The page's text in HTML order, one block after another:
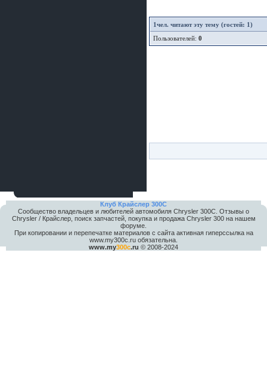
1чел. читают эту тему (гостей: 1)
Пользователей: 0
Клуб Крайслер 300C
Сообщество владельцев и любителей автомобиля Chrysler 300С. Отзывы о
Chrysler / Крайслер, поиск запчастей, покупка и продажа Chrysler 300 на нашем
форуме.
При копировании и перепечатке материалов с сайта активная гиперссылка на
www.my300c.ru обязательна.
www.my300c.ru © 2008-2024